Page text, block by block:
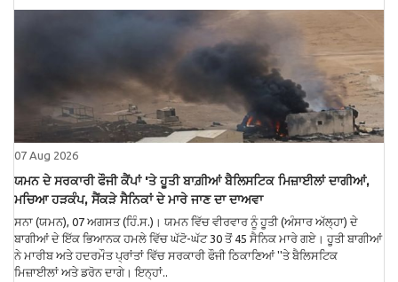
07 Aug 2026
ਯਮਨ ਦੇ ਸਰਕਾਰੀ ਫੌਜੀ ਕੈਂਪਾਂ 'ਤੇ ਹੂਤੀ ਬਾਗ਼ੀਆਂ ਬੈਲਿਸਟਿਕ ਮਿਜ਼ਾਈਲਾਂ ਦਾਗੀਆਂ,
ਮਚਿਆ ਹੜਕੰਪ, ਸੈਂਕੜੇ ਸੈਨਿਕਾਂ ਦੇ ਮਾਰੇ ਜਾਣ ਦਾ ਦਾਅਵਾ
ਸਨਾ (ਯਮਨ), 07 ਅਗਸਤ (ਹਿੰ.ਸ.)। ਯਮਨ ਵਿੱਚ ਵੀਰਵਾਰ ਨੂੰ ਹੂਤੀ (ਅੰਸਾਰ ਅੱਲ੍ਹਾ) ਦੇ
ਬਾਗੀਆਂ ਦੇ ਇੱਕ ਭਿਆਨਕ ਹਮਲੇ ਵਿੱਚ ਘੱਟੋ-ਘੱਟ 30 ਤੋਂ 45 ਸੈਨਿਕ ਮਾਰੇ ਗਏ। ਹੂਤੀ ਬਾਗੀਆਂ
ਨੇ ਮਾਰੀਬ ਅਤੇ ਹਦਰਮੌਤ ਪ੍ਰਾਂਤਾਂ ਵਿੱਚ ਸਰਕਾਰੀ ਫੌਜੀ ਠਿਕਾਣਿਆਂ ''ਤੇ ਬੈਲਿਸਟਿਕ
ਮਿਜ਼ਾਈਲਾਂ ਅਤੇ ਡਰੋਨ ਦਾਗੇ। ਇਨ੍ਹਾਂ..